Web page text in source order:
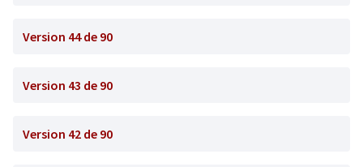
Version 44 de 90
Version 43 de 90
Version 42 de 90